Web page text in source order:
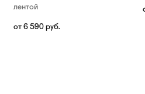
лентой
от 6 590 руб.